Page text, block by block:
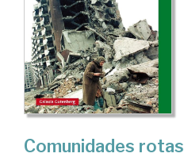
Comunidades rotas